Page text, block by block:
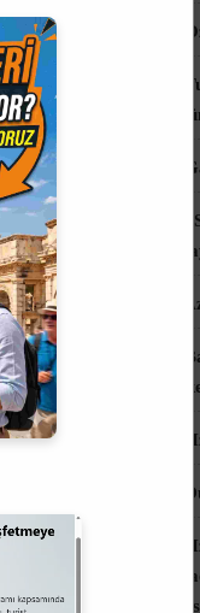
👀
👀
👀
👀
👀
👀
👀
👀
👀